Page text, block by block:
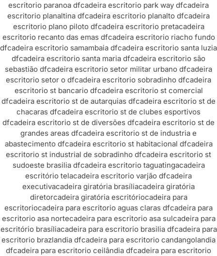
escritorio paranoa dfcadeira escritorio park way dfcadeira
escritorio planaltina dfcadeira escritorio planalto dfcadeira
escritorio plano piloto dfcadeira escritorio pretacadeira
escritorio recanto das emas dfcadeira escritorio riacho fundo
dfcadeira escritorio samambaia dfcadeira escritorio santa luzia
dfcadeira escritorio santa maria dfcadeira escritorio são
sebastião dfcadeira escritorio setor militar urbano dfcadeira
escritorio setor o dfcadeira escritorio sobradinho dfcadeira
escritorio st bancario dfcadeira escritorio st comercial
dfcadeira escritorio st de autarquias dfcadeira escritorio st de
chacaras dfcadeira escritorio st de clubes esportivos
dfcadeira escritorio st de diversões dfcadeira escritorio st de
grandes areas dfcadeira escritorio st de industria e
abastecimento dfcadeira escritorio st habitacional dfcadeira
escritorio st industrial de sobradinho dfcadeira escritorio st
sudoeste brasilia dfcadeira escritorio taguatingacadeira
escritório telacadeira escritorio varjão dfcadeira
executivacadeira giratória brasíliacadeira giratória
diretorcadeira giratória escritóriocadeira para
escritoriocadeira para escritorio aguas claras dfcadeira para
escritorio asa nortecadeira para escritorio asa sulcadeira para
escritório brasíliacadeira para escritorio brasilia dfcadeira para
escritorio brazlandia dfcadeira para escritorio candangolandia
dfcadeira para escritorio ceilândia dfcadeira para escritorio